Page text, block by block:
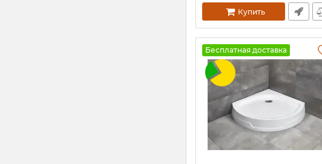
Купить
Бесплатная доставка